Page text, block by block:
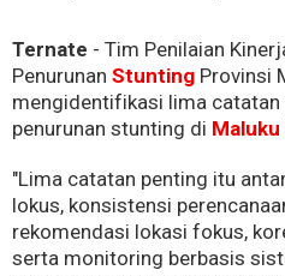
Ternate - Tim Penilaian
Penurunan Stunting Provinsi
mengidentifikasi lima catatan
penurunan stunting di
"Lima catatan penting itu
lokus, konsistensi
rekomendasi lokasi fokus,
serta monitoring berbasis